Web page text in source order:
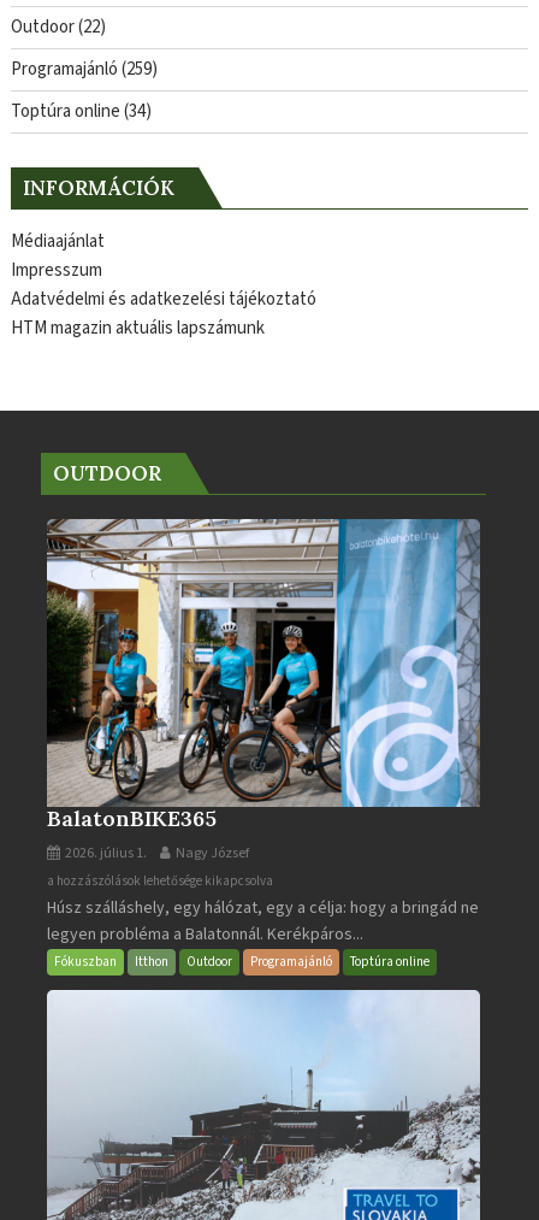
Outdoor(22)
Programajánló(259)
Toptúra online(34)
INFORMÁCIÓK
Médiaajánlat
Impresszum
Adatvédelmi és adatkezelési tájékoztató
HTM magazin aktuális lapszámunk
OUTDOOR
BalatonBIKE365
2026. július 1. Nagy József
BalatonBIKE365
bejegyzéshez
a hozzászólások lehetősége kikapcsolva
Húsz szálláshely, egy hálózat, egy a célja: hogy a bringád ne
legyen probléma a Balatonnál. Kerékpáros...
Fókuszban Itthon Outdoor Programajánló Toptúra online